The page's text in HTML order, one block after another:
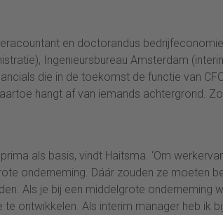
en doctorandus
Ingenieursbureau Amsterdam
die in de toekomst de functie van
hangt af van iemands achtergrond.
als basis, vindt Haitsma. ‘Om
onderneming. Dáár zouden ze moeten
Als je bij een middelgrote onderneming
te ontwikkelen. Als interim manager heb ik